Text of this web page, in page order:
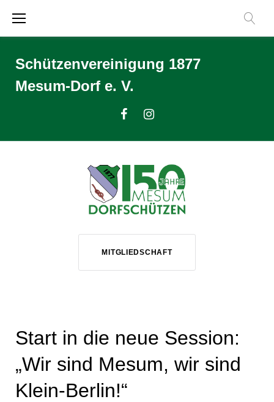
Schützenvereinigung 1877
Mesum-Dorf e. V.
MITGLIEDSCHAFT
Start in die neue Session:
„Wir sind Mesum, wir sind
Klein-Berlin!“